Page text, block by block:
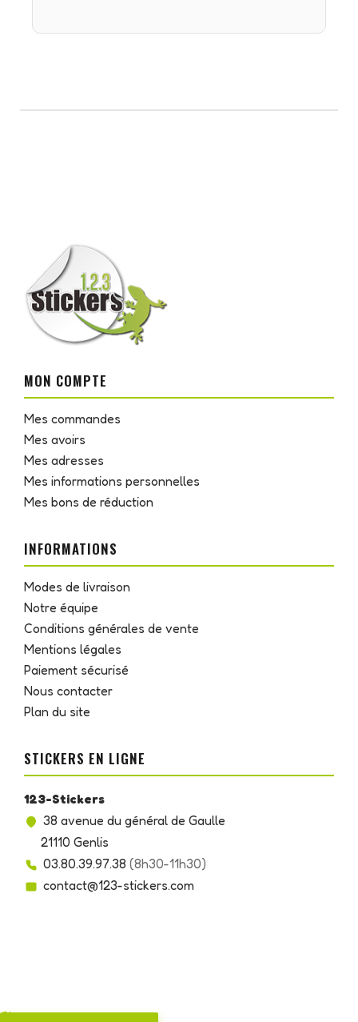
MON COMPTE
Mes commandes
Mes avoirs
Mes adresses
Mes informations personnelles
Mes bons de réduction
INFORMATIONS
Modes de livraison
Notre équipe
Conditions générales de vente
Mentions légales
Paiement sécurisé
Nous contacter
Plan du site
STICKERS EN LIGNE
123-Stickers
38 avenue du général de Gaulle
21110 Genlis
03.80.39.97.38 (8h30-11h30)
contact@123-stickers.com
Chargement...